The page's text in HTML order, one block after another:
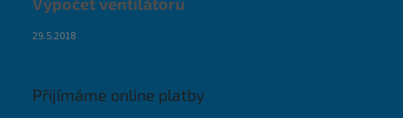
29.5.2018
Přijímáme online platby